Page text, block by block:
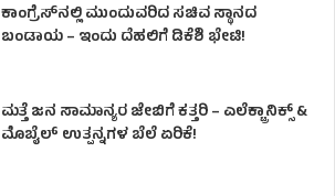
ಕಾಂಗ್ರೆಸ್​ನಲ್ಲಿ ಮುಂದುವರಿದ ಸಚಿವ ಸ್ಥಾನದ
ಬಂಡಾಯ – ಇಂದು ದೆಹಲಿಗೆ ಡಿಕೆಶಿ ಭೇಟಿ!
ಮತ್ತೆ ಜನ ಸಾಮಾನ್ಯರ ಜೇಬಿಗೆ ಕತ್ತರಿ – ಎಲೆಕ್ಟ್ರಾನಿಕ್ಸ್ &
ಮೊಬೈಲ್ ಉತ್ಪನ್ನಗಳ ಬೆಲೆ ಏರಿಕೆ!